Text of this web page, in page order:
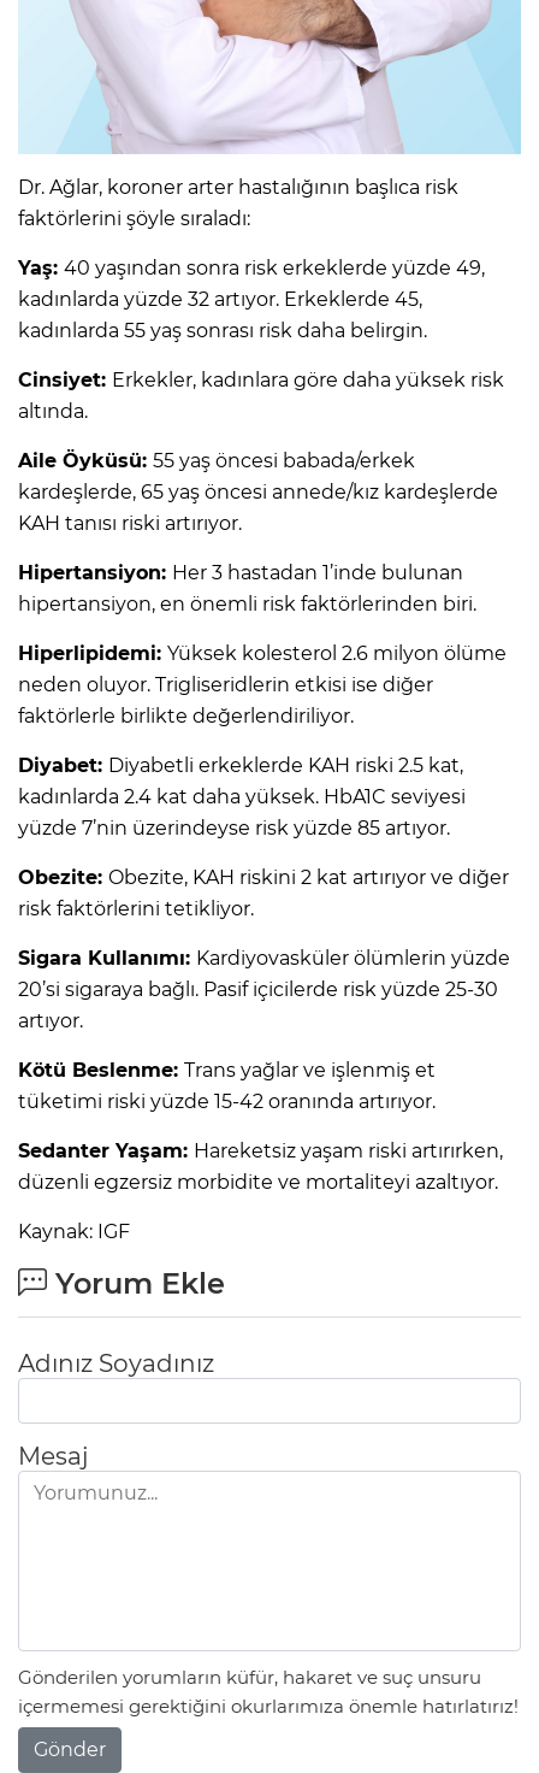
Dr. Ağlar, koroner arter hastalığının başlıca risk
faktörlerini şöyle sıraladı:
Yaş: 40 yaşından sonra risk erkeklerde yüzde 49,
kadınlarda yüzde 32 artıyor. Erkeklerde 45,
kadınlarda 55 yaş sonrası risk daha belirgin.
Cinsiyet: Erkekler, kadınlara göre daha yüksek risk
altında.
Aile Öyküsü: 55 yaş öncesi babada/erkek
kardeşlerde, 65 yaş öncesi annede/kız kardeşlerde
KAH tanısı riski artırıyor.
Hipertansiyon: Her 3 hastadan 1’inde bulunan
hipertansiyon, en önemli risk faktörlerinden biri.
Hiperlipidemi: Yüksek kolesterol 2.6 milyon ölüme
neden oluyor. Trigliseridlerin etkisi ise diğer
faktörlerle birlikte değerlendiriliyor.
Diyabet: Diyabetli erkeklerde KAH riski 2.5 kat,
kadınlarda 2.4 kat daha yüksek. HbA1C seviyesi
yüzde 7’nin üzerindeyse risk yüzde 85 artıyor.
Obezite: Obezite, KAH riskini 2 kat artırıyor ve diğer
risk faktörlerini tetikliyor.
Sigara Kullanımı: Kardiyovasküler ölümlerin yüzde
20’si sigaraya bağlı. Pasif içicilerde risk yüzde 25-30
artıyor.
Kötü Beslenme: Trans yağlar ve işlenmiş et
tüketimi riski yüzde 15-42 oranında artırıyor.
Sedanter Yaşam: Hareketsiz yaşam riski artırırken,
düzenli egzersiz morbidite ve mortaliteyi azaltıyor.
Kaynak: IGF
Yorum Ekle
Adınız Soyadınız
Mesaj
Gönderilen yorumların küfür, hakaret ve suç unsuru
içermemesi gerektiğini okurlarımıza önemle hatırlatırız!
Gönder